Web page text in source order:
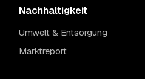
Nachhaltigkeit
Umwelt & Entsorgung
Marktreport